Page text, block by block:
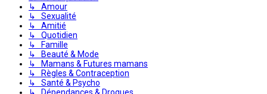
↳ Amour
↳ Sexualité
↳ Amitié
↳ Quotidien
↳ Famille
↳ Beauté & Mode
↳ Mamans & Futures mamans
↳ Règles & Contraception
↳ Santé & Psycho
↳ Dépendances & Drogues